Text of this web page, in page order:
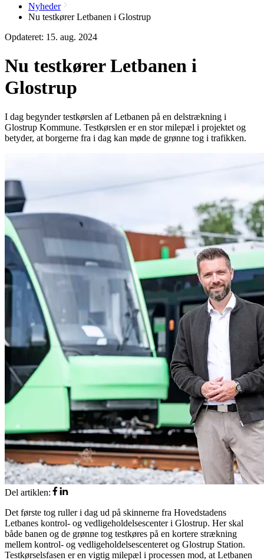
Nyheder
Nu testkører Letbanen i Glostrup
Opdateret: 15. aug. 2024
Nu testkører Letbanen i
Glostrup
I dag begynder testkørslen af Letbanen på en delstrækning i
Glostrup Kommune. Testkørslen er en stor milepæl i projektet og
betyder, at borgerne fra i dag kan møde de grønne tog i trafikken.
Del artiklen:
Det første tog ruller i dag ud på skinnerne fra Hovedstadens
Letbanes kontrol- og vedligeholdelsescenter i Glostrup. Her skal
både banen og de grønne tog testkøres på en kortere strækning
mellem kontrol- og vedligeholdelsescenteret og Glostrup Station.
Testkørselsfasen er en vigtig milepæl i processen mod, at Letbanen